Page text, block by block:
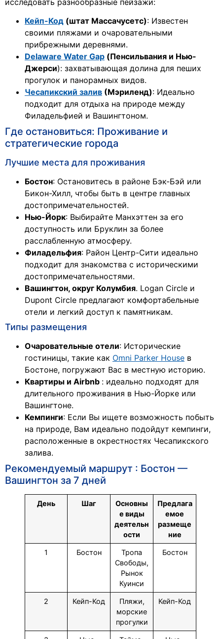
Кейп-Код (штат Массачусетс): Известен
своими пляжами и очаровательными
прибрежными деревнями.
Delaware Water Gap (Пенсильвания и Нью-
Джерси): захватывающая долина для пеших
прогулок и панорамных видов.
Чесапикский залив (Мэриленд): Идеально
подходит для отдыха на природе между
Филадельфией и Вашингтоном.
Где остановиться: Проживание и
стратегические города
Лучшие места для проживания
Бостон: Остановитесь в районе Бэк-Бэй или
Бикон-Хилл, чтобы быть в центре главных
достопримечательностей.
Нью-Йорк: Выбирайте Манхэттен за его
доступность или Бруклин за более
расслабленную атмосферу.
Филадельфия: Район Центр-Сити идеально
подходит для знакомства с историческими
достопримечательностями.
Вашингтон, округ Колумбия. Logan Circle и
Dupont Circle предлагают комфортабельные
отели и легкий доступ к памятникам.
Типы размещения
Очаровательные отели: Исторические
гостиницы, такие как Omni Parker House в
Бостоне, погружают Вас в местную историю.
Квартиры и Airbnb : идеально подходят для
длительного проживания в Нью-Йорке или
Вашингтоне.
Кемпинги: Если Вы ищете возможность побыть
на природе, Вам идеально подойдут кемпинги,
расположенные в окрестностях Чесапикского
залива.
Рекомендуемый маршрут : Бостон —
Вашингтон за 7 дней
День Шаг
Основны
е виды
деятельн
ости
Предлага
емое
размеще
ние
1 Бостон
Тропа
Свободы,
Рынок
Куинси
Бостон
2 Кейп-Код
Пляжи,
морские
прогулки
Кейп-Код